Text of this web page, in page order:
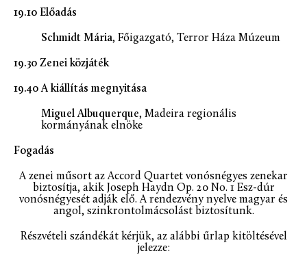
19.10 Előadás
Schmidt Mária, Főigazgató, Terror Háza Múzeum
19.30 Zenei közjáték
19.40 A kiállítás megnyitása
Miguel Albuquerque, Madeira regionális
kormányának elnöke
Fogadás
A zenei műsort az Accord Quartet vonósnégyes zenekar
biztosítja, akik Joseph Haydn Op. 20 No. 1 Esz-dúr
vonósnégyesét adják elő. A rendezvény nyelve magyar és
angol, szinkrontolmácsolást biztosítunk.
Részvételi szándékát kérjük, az alábbi űrlap kitöltésével
jelezze: